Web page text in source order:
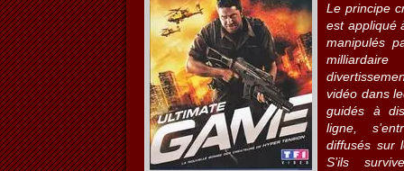
Le principe
est appliqué
manipulés
vidéo dans
guidés à
ligne,
diffusés sur
S’ils